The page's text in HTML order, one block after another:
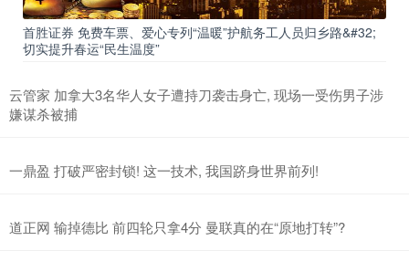
首胜证券 免费车票、爱心专列“温暖”护航务工人员归乡路&#32;
切实提升春运“民生温度”
云管家 加拿大3名华人女子遭持刀袭击身亡, 现场一受伤男子涉
嫌谋杀被捕
一鼎盈 打破严密封锁! 这一技术, 我国跻身世界前列!
道正网 输掉德比 前四轮只拿4分 曼联真的在“原地打转”?